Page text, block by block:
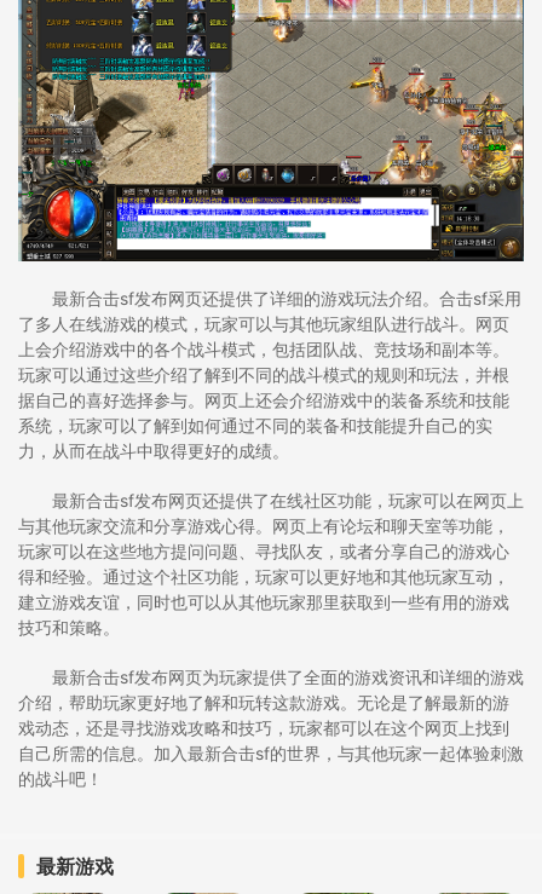
最新合击sf发布网页还提供了详细的游戏玩法介绍。合击sf采用
了多人在线游戏的模式，玩家可以与其他玩家组队进行战斗。网页
上会介绍游戏中的各个战斗模式，包括团队战、竞技场和副本等。
玩家可以通过这些介绍了解到不同的战斗模式的规则和玩法，并根
据自己的喜好选择参与。网页上还会介绍游戏中的装备系统和技能
系统，玩家可以了解到如何通过不同的装备和技能提升自己的实
力，从而在战斗中取得更好的成绩。
最新合击sf发布网页还提供了在线社区功能，玩家可以在网页上
与其他玩家交流和分享游戏心得。网页上有论坛和聊天室等功能，
玩家可以在这些地方提问问题、寻找队友，或者分享自己的游戏心
得和经验。通过这个社区功能，玩家可以更好地和其他玩家互动，
建立游戏友谊，同时也可以从其他玩家那里获取到一些有用的游戏
技巧和策略。
最新合击sf发布网页为玩家提供了全面的游戏资讯和详细的游戏
介绍，帮助玩家更好地了解和玩转这款游戏。无论是了解最新的游
戏动态，还是寻找游戏攻略和技巧，玩家都可以在这个网页上找到
自己所需的信息。加入最新合击sf的世界，与其他玩家一起体验刺激
的战斗吧！
最新游戏